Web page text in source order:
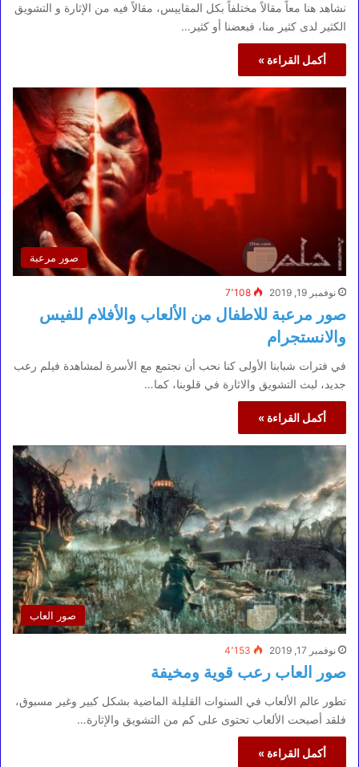
نشاهد هنا معاً مقالاً مختلفاً بكل المقاييس، مقالاً فيه من الإثارة و التشويق
الكثير لدى كثير منا، فبعضنا أو كثير…
أكمل القراءة »
صور مرعبة
نوفمبر 19, 2019 7٬108
صور مرعبة للاطفال من الألعاب والأفلام للفيس
والانستجرام
في فترات شبابنا الأولى كنا نحب أن نجتمع مع الأسرة لمشاهدة فيلم رعب
جديد، لبث التشويق والاثارة في قلوبنا، كما…
أكمل القراءة »
صور العاب
نوفمبر 17, 2019 4٬153
صور العاب رعب قوية ومخيفة
تطور عالم الألعاب في السنوات القليلة الماضية بشكل كبير وغير مسبوق،
فلقد أصبحت الألعاب تحتوى على كم من التشويق والإثارة…
أكمل القراءة »